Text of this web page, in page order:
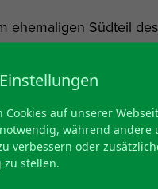
ehemaligen Südteil
teilweise altem
Golfer pures
Platz seit dem
Cookies auf unserer
während andere
verbessern oder
zu stellen.